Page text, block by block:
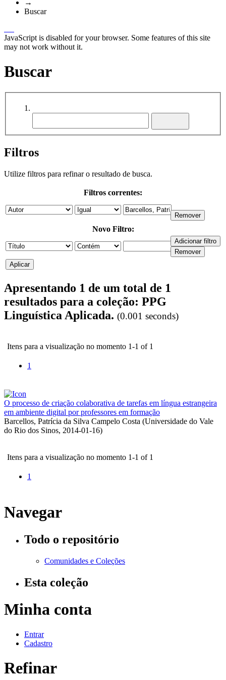
→
Buscar
JavaScript is disabled for your browser. Some features of this site
may not work without it.
Buscar
Filtros
Utilize filtros para refinar o resultado de busca.
Filtros correntes:
Novo Filtro:
Apresentando 1 de um total de 1
resultados para a coleção: PPG
Linguística Aplicada. (0.001 seconds)
Itens para a visualização no momento 1-1 of 1
1
O processo de criação colaborativa de tarefas em língua estrangeira
em ambiente digital por professores em formação
Barcellos, Patrícia da Silva Campelo Costa (Universidade do Vale
do Rio dos Sinos, 2014-01-16)
Itens para a visualização no momento 1-1 of 1
1
Navegar
Todo o repositório
Comunidades e Coleções
Esta coleção
Minha conta
Entrar
Cadastro
Refinar